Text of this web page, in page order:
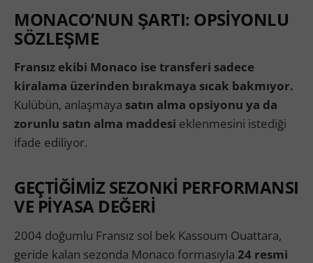
MONACO’NUN ŞARTI: OPSİYONLU
SÖZLEŞME
Fransız ekibi Monaco ise transferi sadece
kiralama üzerinden bırakmaya sıcak bakmıyor.
Kulübün, anlaşmaya satın alma opsiyonu ya da
zorunlu satın alma maddesi eklenmesini istediği
ifade ediliyor.
GEÇTİĞİMİZ SEZONKİ PERFORMANSI
VE PİYASA DEĞERİ
2004 doğumlu Fransız sol bek Kassoum Ouattara,
geride kalan sezonda Monaco formasıyla 24 resmi